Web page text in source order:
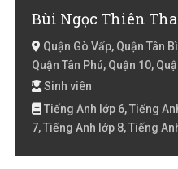
Bùi Ngọc Thiên
Quận Gò Vấp, Quận Tân
Quận Tân Phú, Quận 10,
Quận Bình Tân, Hồ Chí Minh
Sinh viên
Tiếng Anh lớp 6, Tiếng
7, Tiếng Anh lớp 8, Tiếng